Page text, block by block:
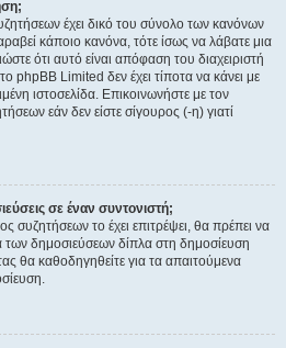
έχει δικό του σύνολο των κανόνων
κάποιο κανόνα, τότε ίσως να λάβατε μια
ότι αυτό είναι απόφαση του διαχειριστή
phpBB Limited δεν έχει τίποτα να κάνει με
ιστοσελίδα. Επικοινωνήστε με τον
εάν δεν είστε σίγουρος (-η) γιατί
σε έναν συντονιστή;
συζητήσεων το έχει επιτρέψει, θα πρέπει να
των δημοσιεύσεων δίπλα στη δημοσίευση
θα καθοδηγηθείτε για τα απαιτούμενα